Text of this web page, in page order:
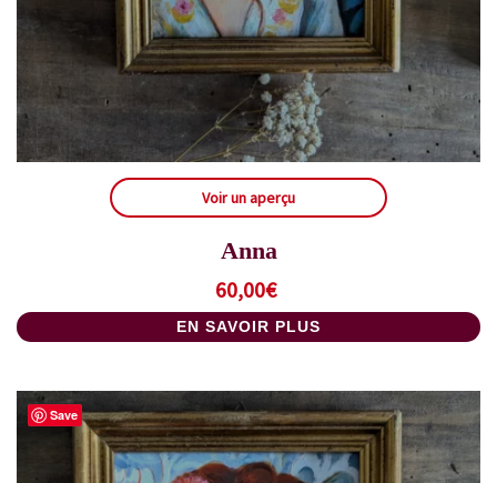
Voir un aperçu
Anna
60,00€
EN SAVOIR PLUS
Save